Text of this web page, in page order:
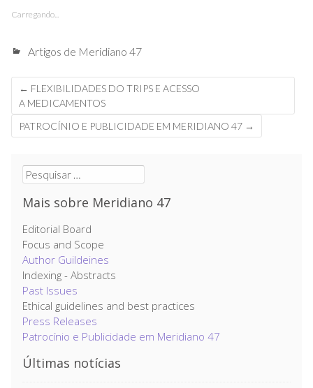
Twitter(abre
em
Carregando...
Artigos de Meridiano 47
← FLEXIBILIDADES DO TRIPS E ACESSO
A MEDICAMENTOS
PATROCÍNIO E PUBLICIDADE EM MERIDIANO 47 →
Mais sobre Meridiano 47
Editorial Board
Focus and Scope
Author Guildeines
Indexing - Abstracts
Past Issues
Ethical guidelines and best practices
Press Releases
Patrocínio e Publicidade em Meridiano 47
Últimas notícias